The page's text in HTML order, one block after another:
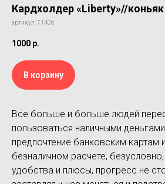
Кардхолдер «Liberty»//коньяк
артикул: 71406
1000 р.
В корзину
Все больше и больше людей
пользоваться наличными
предпочтение банковским картам
безналичном расчете,
удобства и плюсы, прогресс не